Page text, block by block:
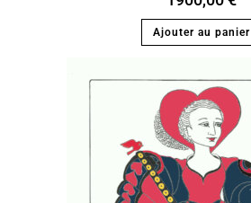
Ajouter au panier